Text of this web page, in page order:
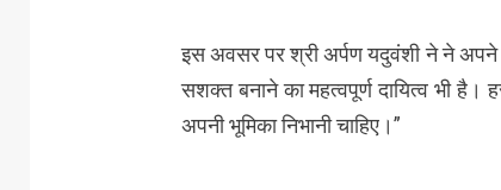
इस अवसर पर श्री अर्पण यदुवंशी ने ने अपने
सशक्त बनाने का महत्वपूर्ण दायित्व भी
अपनी भूमिका निभानी चाहिए।”